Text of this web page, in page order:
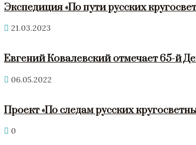
Экспедиция «По пути русских
21.03.2023
Евгений Ковалевский отмечает 65-й
06.05.2022
Проект «По следам русских
0